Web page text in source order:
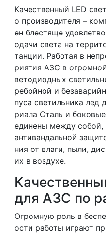
Качественный LED
о производителя –
ен блестяще
одачи света на
танции. Работая в
риятия АЗС в
ветодиодных
ребойной и
пуса светильника лед
риала Сталь и
единены между собой,
антивандальной
ния от влаги, пыли,
их в воздухе.
для АЗС по
Огромную роль в
ости работы играют